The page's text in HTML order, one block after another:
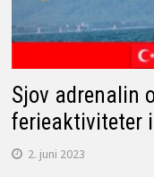
Sjov adrenalin
ferieaktiviteter
2. juni 2023